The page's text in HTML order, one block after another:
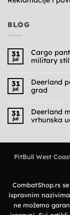
BLOG
31
jul
Cargo
military stil
na
Cargo
pantalone
muške
Praktičnost,
udobnost
i
military
31
jul
Deerland
grad
na
Deerland
polo
izbor
prirodu
i
31
jul
Deerland
vrhunska
–
vrhunska
udobnost
PitBull West
CombatShop.rs
ispravnim
ne možemo